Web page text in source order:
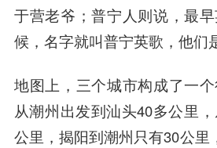
于营老爷；普宁人则说，最
候，名字就叫普宁英歌，他们
地图上，三个城市构成了一个
从潮州出发到汕头40多公里
公里，揭阳到潮州只有30公里